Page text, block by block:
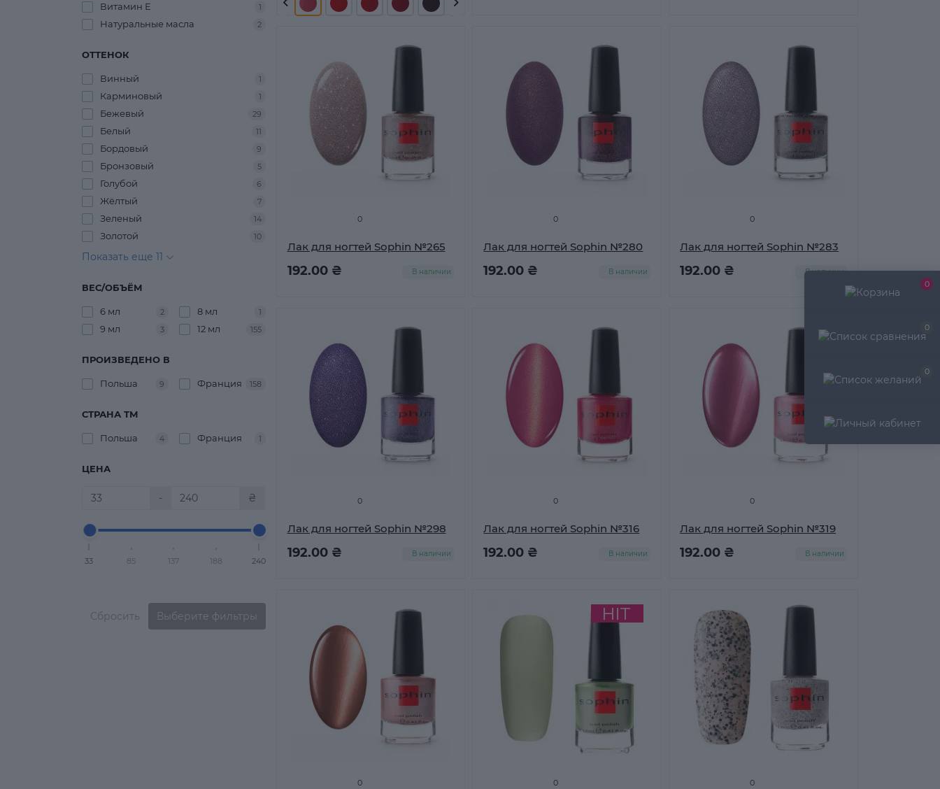
0
0
0
Витамин Е 1
Натуральные масла 2
ОТТЕНОК
Винный 1
Карминовый 1
Бежевый 29
Белый 11
Бордовый 9
Бронзовый 5
Голубой 6
Жёлтый 7
Зеленый 14
Золотой 10
Показать еще 11
ВЕС/ОБЪЁМ
6 мл 2 8 мл 1
9 мл 3 12 мл 155
ПРОИЗВЕДЕНО В
Польша 9 Франция 158
СТРАНА ТМ
Польша 4 Франция 1
ЦЕНА
- ₴
33 85 137 188 240
Сбросить Выберите фильтры
0
Лак для ногтей Sophin №265
192.00 ₴ В наличии
0
Лак для ногтей Sophin №280
192.00 ₴ В наличии
0
Лак для ногтей Sophin №283
192.00 ₴ В наличии
0
Лак для ногтей Sophin №298
192.00 ₴ В наличии
0
Лак для ногтей Sophin №316
192.00 ₴ В наличии
0
Лак для ногтей Sophin №319
192.00 ₴ В наличии
0 0 0